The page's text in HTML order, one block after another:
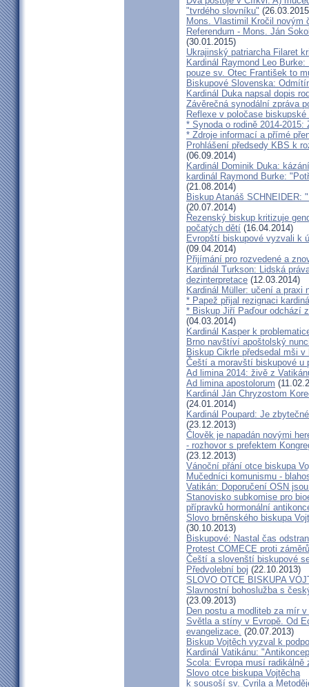
"tvrdého slovníku"
Mons. Vlastimil Kročil novým
Referendum - Mons. Ján
(30.01.2015)
Ukrajinský patriarcha Filaret
Kardinál Raymond Leo
pouze sv. Otec František to
Biskupové Slovenska:
Kardinál Duka napsal dopis
Závěrečná synodální zpráva
Reflexe v poločase
* Synoda o rodině 2014-2015:
* Zdroje informací a přímé
Prohlášení předsedy KBS k
(06.09.2014)
Kardinál Dominik Duka:
kardinál Raymond Burke:
(21.08.2014)
Biskup Atanáš
(20.07.2014)
Řezenský biskup kritizuje
počatých dětí (16.04.2014)
Evropští biskupové vyzvali k
(09.04.2014)
Přijímání pro rozvedené a
Kardinál Turkson: Lidská
dezinterpretace (12.03.2014)
Kardinál Müller: učení a praxi
* Papež přijal rezignaci
* Biskup Jiří Paďour odchází
(04.03.2014)
Kardinál Kasper k
Brno navštíví apoštolský
Biskup Cikrle předsedal mši
Čeští a moravští biskupové u
Ad limina 2014: živě z
Ad limina apostolorum
Kardinál Ján Chryzostom
(24.01.2014)
Kardinál Poupard: Je
(23.12.2013)
Člověk je napadán novými
- rozhovor s prefektem
(23.12.2013)
Vánoční přání otce biskupa
Mučedníci komunismu -
Vatikán: Doporučení OSN
Stanovisko subkomise pro
přípravků hormonální
Slovo brněnského biskupa
(30.10.2013)
Biskupové: Nastal čas
Protest COMECE proti
Čeští a slovenští biskupové
Předvolební boj (22.10.2013)
SLOVO OTCE BISKUPA
Slavnostní bohoslužba s
(23.09.2013)
Den postu a modliteb za mír
Světla a stíny v Evropě. Od
evangelizace. (20.07.2013)
Biskup Vojtěch vyzval k
Kardinál Vatikánu:
Scola: Evropa musí
Slovo otce biskupa Vojtěcha
k sousoší sv. Cyrila a